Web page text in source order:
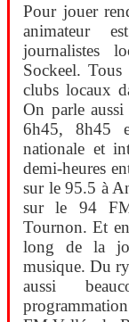
Pour jouer
animateur
journalistes
Sockeel.
clubs locaux
On parle
6h45, 8h45
nationale et
demi-heures
sur le 95.5 à
sur le 94 FM
Tournon. Et
long de la
musique. Du
aussi